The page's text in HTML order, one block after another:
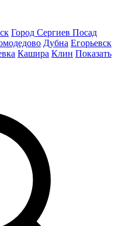
Город Сергиев Посад
Дубна Егорьевск
Кашира Клин Показать